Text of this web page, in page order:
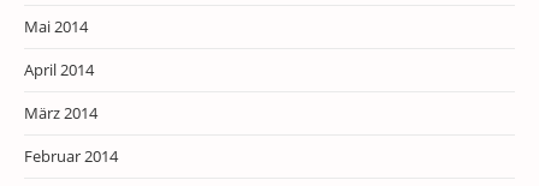
Mai 2014
April 2014
März 2014
Februar 2014